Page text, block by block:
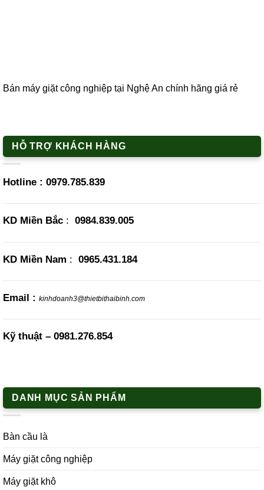
Bán máy giặt công nghiệp tại Nghệ An chính hãng giá rẻ
HỖ TRỢ KHÁCH HÀNG
Hotline : 0979.785.839
KD Miền Bắc : 0984.839.005
KD Miền Nam : 0965.431.184
Email : kinhdoanh3@thietbithaibinh.com
Kỹ thuật – 0981.276.854
DANH MỤC SẢN PHẨM
Bàn cầu là
Máy giặt công nghiệp
Máy giặt khô